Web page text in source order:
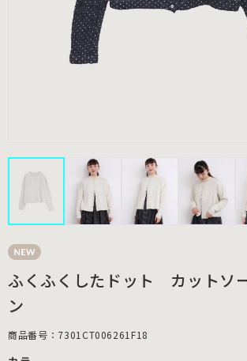
ふくふくしたドット カットソ
ン
商品番号：7301CT006261F18